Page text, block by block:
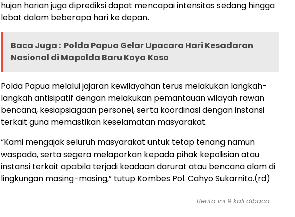
hujan harian juga diprediksi dapat mencapai intensitas sedang hingga
lebat dalam beberapa hari ke depan.
Baca Juga : Polda Papua Gelar Upacara Hari Kesadaran
Nasional di Mapolda Baru Koya Koso
Polda Papua melalui jajaran kewilayahan terus melakukan langkah-
langkah antisipatif dengan melakukan pemantauan wilayah rawan
bencana, kesiapsiagaan personel, serta koordinasi dengan instansi
terkait guna memastikan keselamatan masyarakat.
“Kami mengajak seluruh masyarakat untuk tetap tenang namun
waspada, serta segera melaporkan kepada pihak kepolisian atau
instansi terkait apabila terjadi keadaan darurat atau bencana alam di
lingkungan masing-masing,” tutup Kombes Pol. Cahyo Sukarnito.(rd)
Berita ini 9 kali dibaca